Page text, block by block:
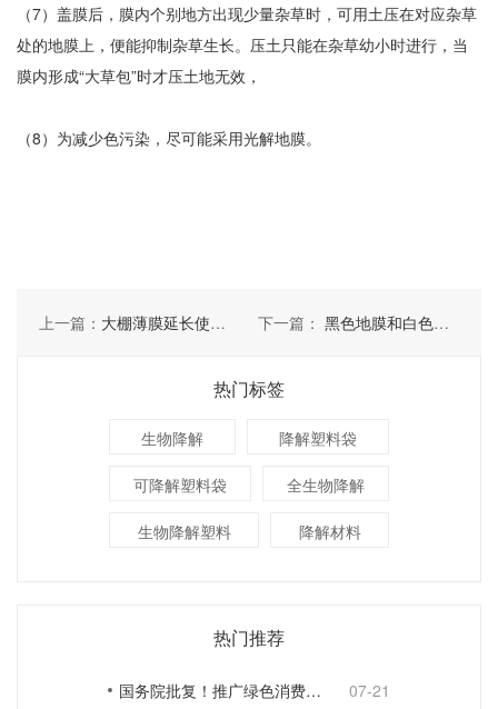
（7）盖膜后，膜内个别地方出现少量杂草时，可用土压在对应杂草
处的地膜上，便能抑制杂草生长。压土只能在杂草幼小时进行，当
膜内形成“大草包”时才压土地无效，
（8）为减少色污染，尽可能采用光解地膜。
上一篇： 大棚薄膜延长使用寿命应该如何做 下一篇： 黑色地膜和白色地膜的差异
热门标签
生物降解 降解塑料袋
可降解塑料袋 全生物降解
生物降解塑料 降解材料
热门推荐
国务院批复！推广绿色消费，引导使用环保可降解包装材料
07-21